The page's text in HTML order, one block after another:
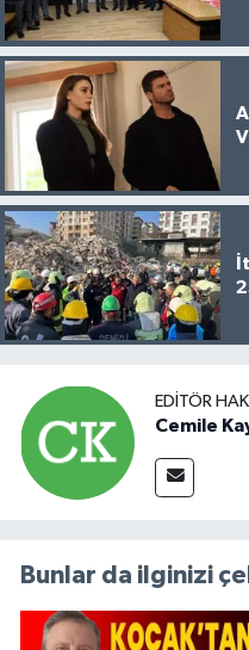
EDITÖR
Cemile
Bunlar da ilginizi